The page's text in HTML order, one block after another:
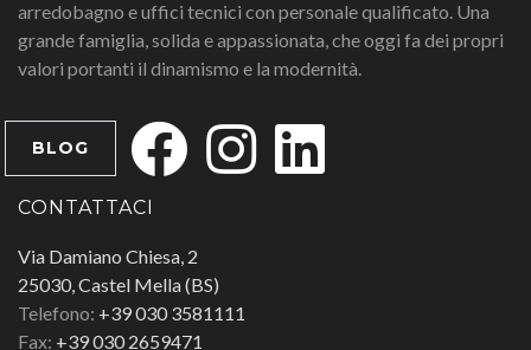
arredobagno e uffici tecnici con personale qualificato. Una
grande famiglia, solida e appassionata, che oggi fa dei propri
valori portanti il dinamismo e la modernità.
BLOG
CONTATTACI
Via Damiano Chiesa, 2
25030, Castel Mella (BS)
Telefono: +39 030 3581111
Fax: +39 030 2659471